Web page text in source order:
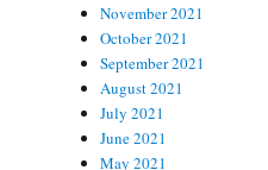
November 2021
October 2021
September 2021
August 2021
July 2021
June 2021
May 2021